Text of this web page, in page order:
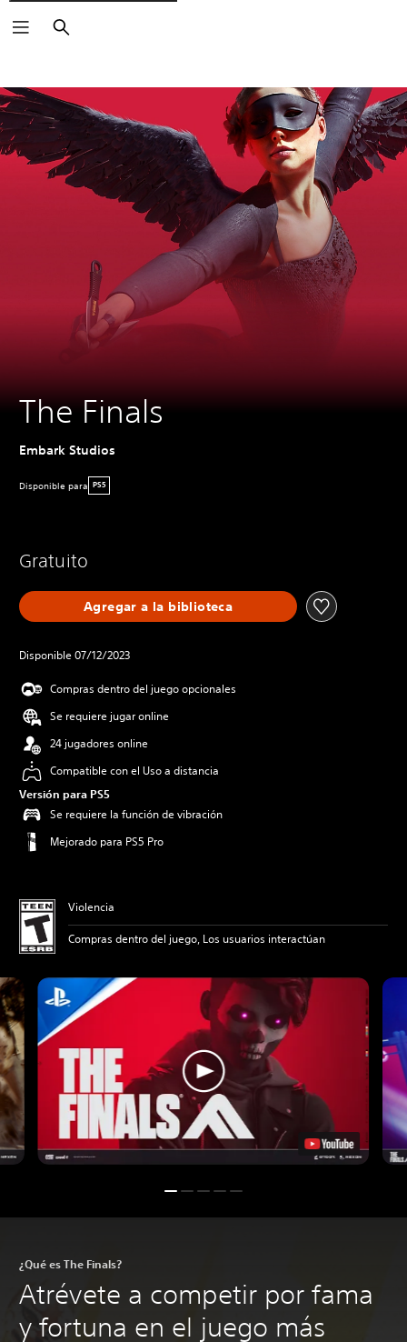
Buscar
The Finals
Embark Studios
Disponible para PS5
Gratuito
Agregar a la biblioteca
Disponible 07/12/2023
Compras dentro del juego opcionales
Se requiere jugar online
24 jugadores online
Compatible con el Uso a distancia
Versión para PS5
Se requiere la función de vibración
Mejorado para PS5 Pro
Violencia
Compras dentro del juego, Los usuarios interactúan
¿Qué es The Finals?
Atrévete a competir por fama
y fortuna en el juego más